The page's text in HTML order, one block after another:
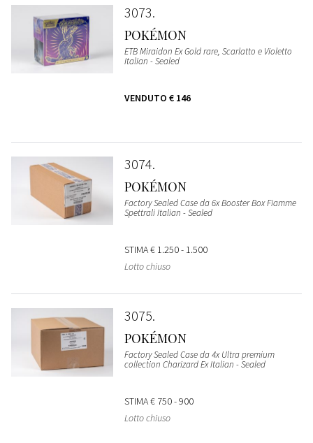
3073
POKÉMON
ETB Miraidon Ex Gold rare, Scarlatto e Violetto
Italian - Sealed
VENDUTO € 146
3074
POKÉMON
Factory Sealed Case da 6x Booster Box Fiamme
Spettrali Italian - Sealed
STIMA€ 1.250 - 1.500
Lotto chiuso
3075
POKÉMON
Factory Sealed Case da 4x Ultra premium
collection Charizard Ex Italian - Sealed
STIMA€ 750 - 900
Lotto chiuso